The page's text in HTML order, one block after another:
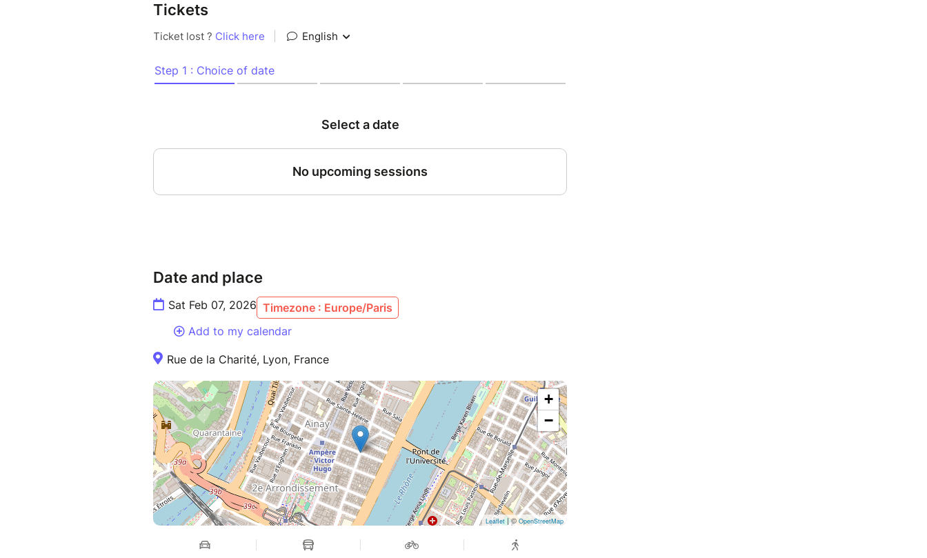
INFORMATIONS PRATIQUES :
Durée du Café Justice : 1h25
Nombre de participants : 12 personnes maximum
Prix : 16 euros + consommation sur place
Attention : votre réservation ne sera validée et votre paiement effectif que si
vous recevez un mail de confirmation. Si vous n'avez pas reçu ce
mail, contactez-moi au 06 20 21 19 36.
Tickets
Date and place
Sat Feb 07, 2026 Timezone : Europe/Paris
Add to my calendar
Rue de la Charité, Lyon, France
+
−
Leaflet| ©OpenStreetMap